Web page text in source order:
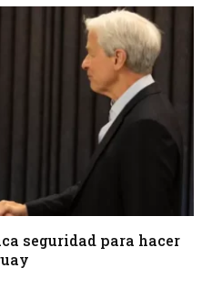
seguridad para hacer